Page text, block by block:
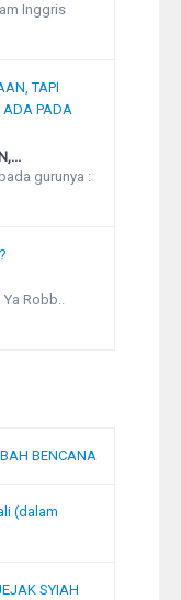
Inggris
gurunya :
Robb..
BENCANA
(dalam
SYIAH